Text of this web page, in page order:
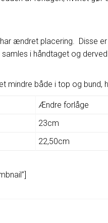
ændret placering. Disse
i håndtaget og
mindre både i top og bund,
Ændre forlåge
23cm
22,50cm